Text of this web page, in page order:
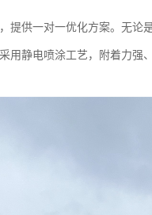
提供一对一优化方案。无论
用静电喷涂工艺，附着力强